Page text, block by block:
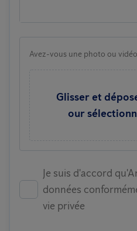
Avez-vous une photo ou
Glisser et
our
Je suis d'accord
données
vie privée